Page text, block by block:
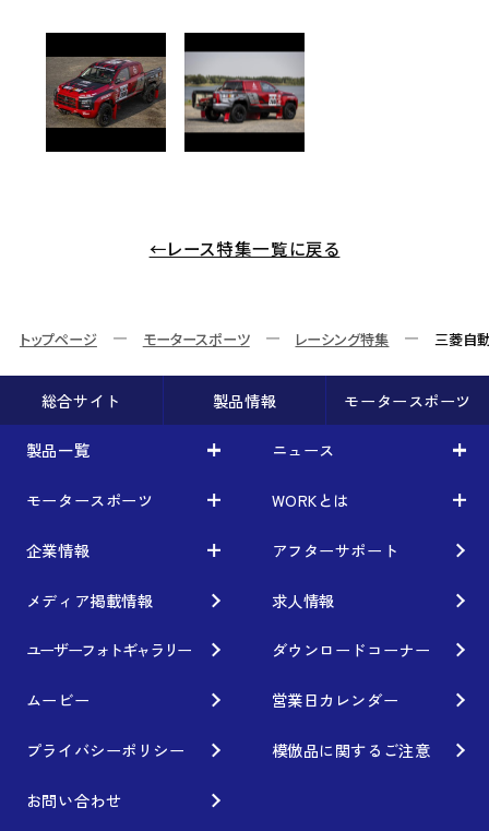
←レース特集一覧に戻る
トップページ モータースポーツ レーシング特集 三菱自
総合サイト 製品情報 モータースポーツ
製品一覧
製品一覧
車から検索
利用条件／注意事項
ブランド紹介
ホイール情報
カスタムオーダープラン
ニュース
ニュース
お知らせ
イベント情報
モータースポーツ
モータースポーツ
レーシング特集
Gymkhana
DIRT TRIAL
SUPER GT
Rally
WORKとは
WORKとは
テクノロジー
クオリティー
デザイン
企業情報
企業情報
フィロソフィー
経営理念
私たちのあるべき姿
工場概要
アフターサポート
メディア掲載情報 求人情報
ユーザーフォトギャラリー ダウンロードコーナー
ムービー 営業日カレンダー
プライバシーポリシー 模倣品に関するご注意
お問い合わせ